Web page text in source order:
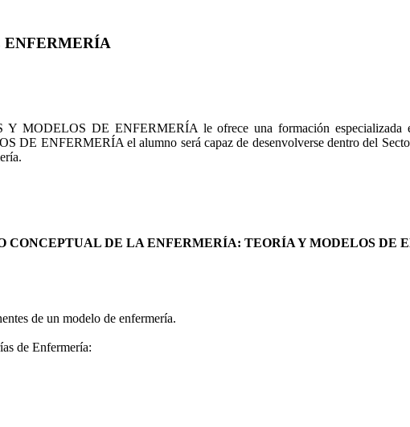
ENFERMERÍA
MODELOS DE ENFERMERÍA le ofrece una formación especializada
DE ENFERMERÍA el alumno será capaz de desenvolverse dentro del
CONCEPTUAL DE LA ENFERMERÍA: TEORÍA Y MODELOS DE
de un modelo de enfermería.
de Enfermería: